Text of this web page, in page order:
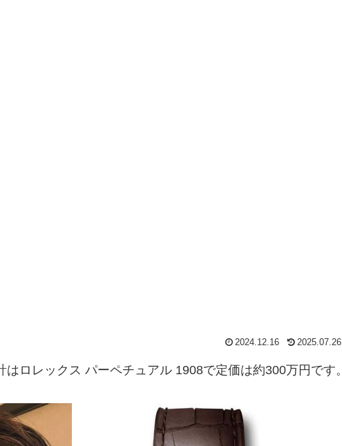
2024.12.16 2025.07.26
ロレックス パーペチュアル 1908で定価は約300万円です。